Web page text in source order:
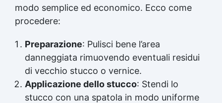
modo semplice ed economico. Ecco come
procedere:
Preparazione: Pulisci bene l’area
danneggiata rimuovendo eventuali residui
di vecchio stucco o vernice.
Applicazione dello stucco: Stendi lo
stucco con una spatola in modo uniforme